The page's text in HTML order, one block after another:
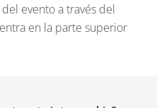
evento a través del
en la parte superior